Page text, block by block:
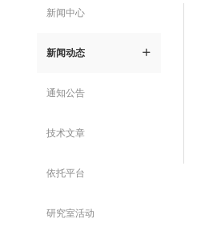
新闻中心
ꄶ
新闻动态
通知公告
技术文章
依托平台
研究室活动